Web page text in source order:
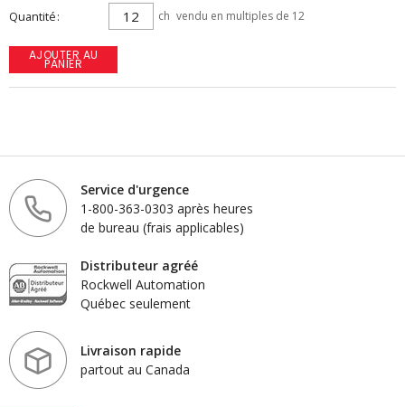
Quantité ch vendu en multiples de 12
AJOUTER AU
PANIER
Service d'urgence
1-800-363-0303 après heures
de bureau (frais applicables)
Distributeur agréé
Rockwell Automation
Québec seulement
Livraison rapide
partout au Canada